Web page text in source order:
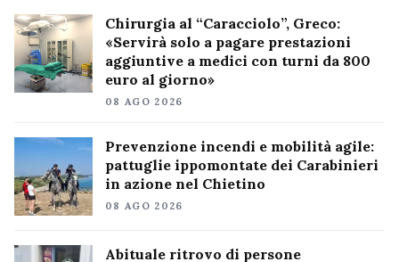
Chirurgia al “Caracciolo”, Greco:
«Servirà solo a pagare prestazioni
aggiuntive a medici con turni da 800
euro al giorno»
08 AGO 2026
Prevenzione incendi e mobilità agile:
pattuglie ippomontate dei Carabinieri
in azione nel Chietino
08 AGO 2026
Abituale ritrovo di persone